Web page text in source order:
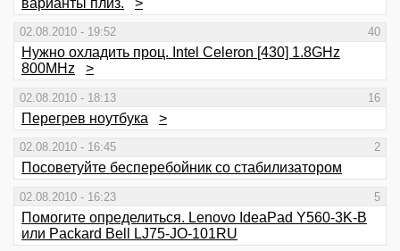
02.08.2010 - 19:52 40
Нужно охладить проц. Intel Celeron [430] 1.8GHz
800MHz
>
02.08.2010 - 18:13 16
Перегрев ноутбука >
02.08.2010 - 16:45 2
Посоветуйте бесперебойник со стабилизатором
02.08.2010 - 16:23 5
Помогите определиться. Lenovo IdeaPad Y560-3K-B
или Packard Bell LJ75-JO-101RU